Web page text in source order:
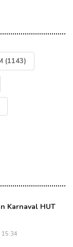
(1143)
Karnaval HUT
15:34